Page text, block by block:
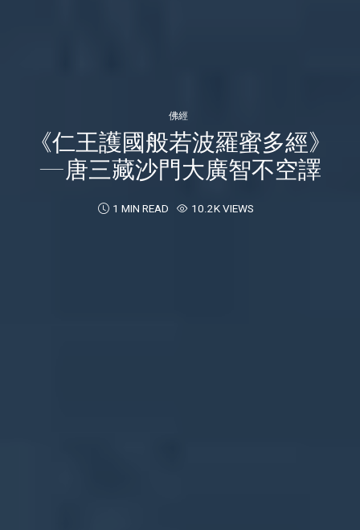
佛經
《仁王護國般若波羅蜜多經》
—唐三藏沙門大廣智不空譯
1 MIN READ 10.2K VIEWS